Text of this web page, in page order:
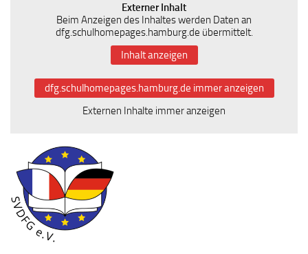
Externer Inhalt
Beim Anzeigen des Inhaltes werden Daten an
dfg.schulhomepages.hamburg.de übermittelt.
Inhalt anzeigen
dfg.schulhomepages.hamburg.de immer anzeigen
Externen Inhalte immer anzeigen